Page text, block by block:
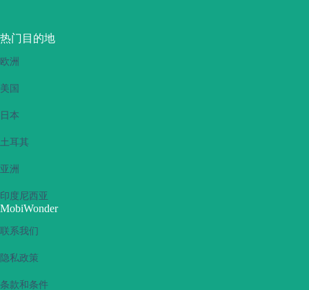
热门目的地
欧洲
美国
日本
土耳其
亚洲
印度尼西亚
MobiWonder
联系我们
隐私政策
条款和条件